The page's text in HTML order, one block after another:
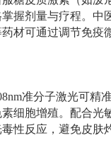
握剂量与疗程。中
材可通过调节免疫
准分子激光可精
细胞增殖。配合光
性反应，避免皮肤